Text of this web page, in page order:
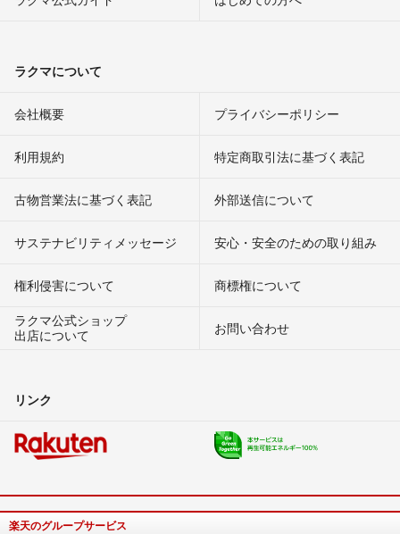
ラクマについて
会社概要 プライバシーポリシー
利用規約 特定商取引法に基づく表記
古物営業法に基づく表記 外部送信について
サステナビリティメッセージ 安心・安全のための取り組み
権利侵害について
商標権について
ラクマ公式ショップ
出店について
お問い合わせ
リンク
楽天のグループサービス